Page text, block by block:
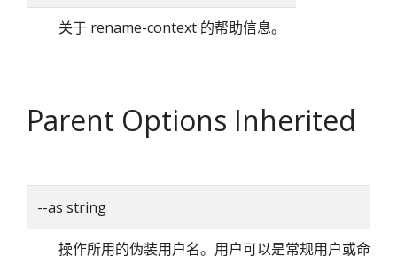
关于 rename-context 的帮助信息。
Parent Options Inherited
--as string
操作所用的伪装用户名。用户可以是常规用户或命名